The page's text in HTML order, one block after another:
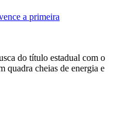
a primeira
do título estadual com o
quadra cheias de energia e